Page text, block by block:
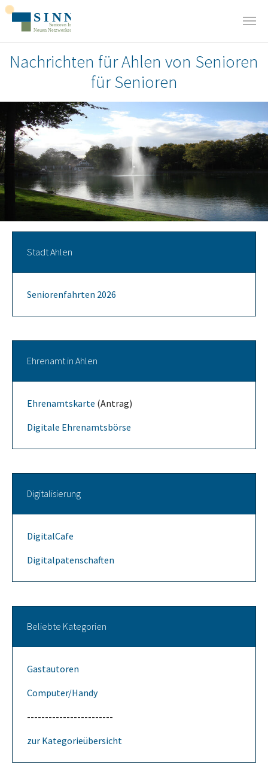
Zum Hauptinhalt springen
Nachrichten für Ahlen von Senioren
für Senioren
.
Stadt Ahlen
Seniorenfahrten 2026
Ehrenamt in Ahlen
Ehrenamtskarte (Antrag)
Digitale Ehrenamtsbörse
Digitalisierung
DigitalCafe
Digitalpatenschaften
Beliebte Kategorien
Gastautoren
Computer/Handy
------------------------
zur Kategorieübersicht